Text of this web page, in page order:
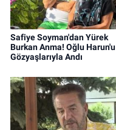
Safiye Soyman'dan Yürek
Burkan Anma! Oğlu Harun'u
Gözyaşlarıyla Andı